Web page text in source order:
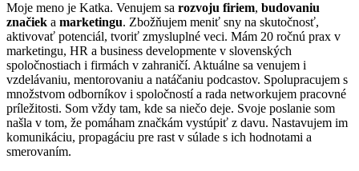
Moje meno je Katka. Venujem sa rozvoju firiem, budovaniu
značiek a marketingu. Zbožňujem meniť sny na skutočnosť,
aktivovať potenciál, tvoriť zmysluplné veci. Mám 20 ročnú prax v
marketingu, HR a business developmente v slovenských
spoločnostiach i firmách v zahraničí. Aktuálne sa venujem i
vzdelávaniu, mentorovaniu a natáčaniu podcastov. Spolupracujem s
množstvom odborníkov i spoločností a rada networkujem pracovné
príležitosti. Som vždy tam, kde sa niečo deje. Svoje poslanie som
našla v tom, že pomáham značkám vystúpiť z davu. Nastavujem im
komunikáciu, propagáciu pre rast v súlade s ich hodnotami a
smerovaním.